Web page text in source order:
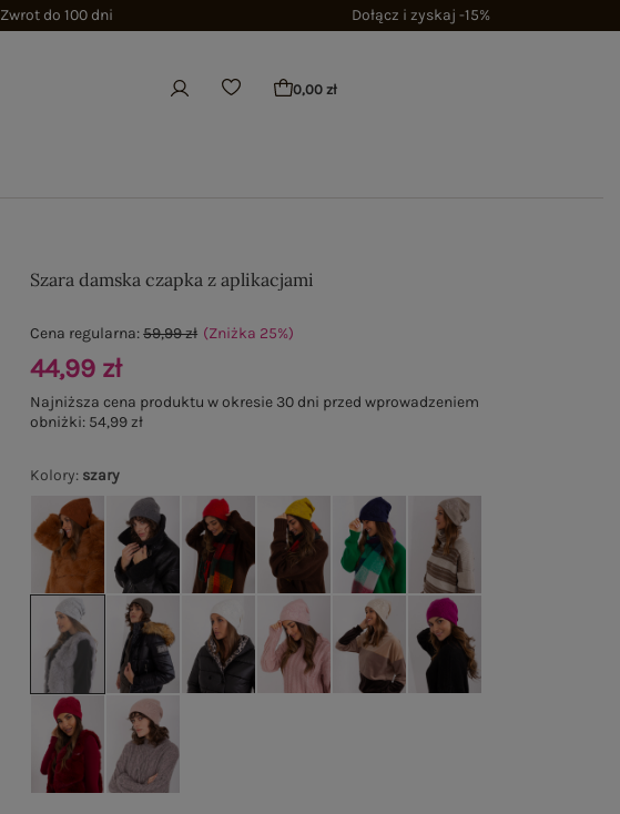
Zwrot do 100 dni Dołącz i zyskaj -15%
0,00 zł
Szara damska czapka z aplikacjami
Kolory: szary
Cena regularna:59,99 zł (Zniżka 25%)
44,99 zł
Najniższa cena produktu w okresie 30 dni przed wprowadzeniem
obniżki: 54,99 zł